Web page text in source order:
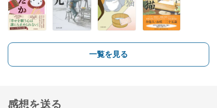
一覧を見る
感想を送る